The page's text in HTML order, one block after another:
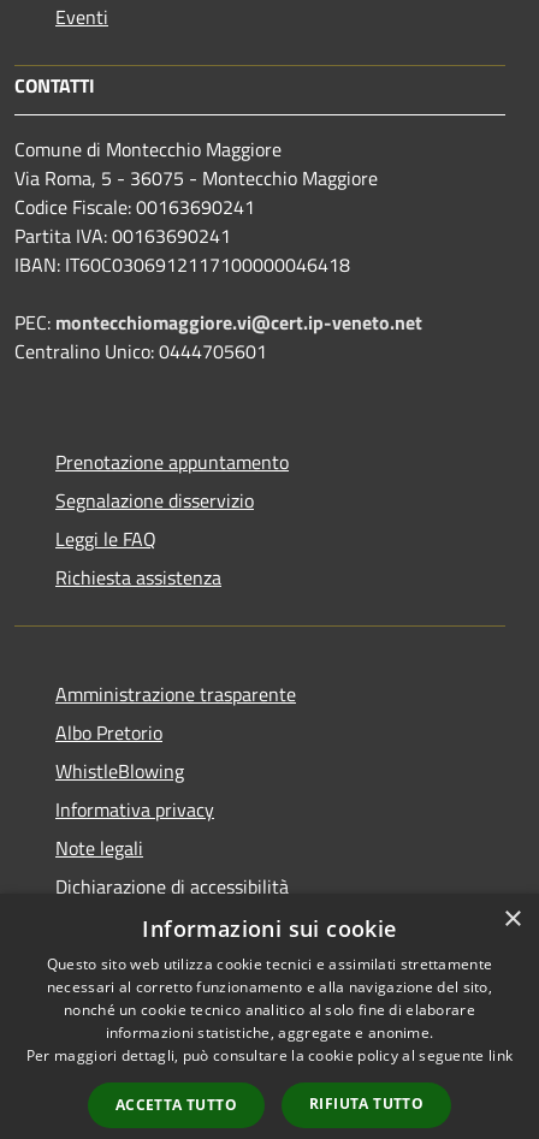
Eventi
CONTATTI
Comune di Montecchio Maggiore
Via Roma, 5 - 36075 - Montecchio Maggiore
Codice Fiscale: 00163690241
Partita IVA: 00163690241
IBAN: IT60C0306912117100000046418
PEC: montecchiomaggiore.vi@cert.ip-veneto.net
Centralino Unico: 0444705601
Prenotazione appuntamento
Segnalazione disservizio
Leggi le FAQ
Richiesta assistenza
Amministrazione trasparente
Albo Pretorio
WhistleBlowing
Informativa privacy
Note legali
Dichiarazione di accessibilità
Accessibilità
Privacy
Mappa del sito
Copyright © 2026 • Città di
Montecchio Maggiore •
Powered byMunicipium •
Accesso redazione
×
Informazioni sui cookie
Questo sito web utilizza cookie tecnici e assimilati strettamente
necessari al corretto funzionamento e alla navigazione del sito,
nonché un cookie tecnico analitico al solo fine di elaborare
informazioni statistiche, aggregate e anonime.
Per maggiori dettagli, può consultare la cookie policy al seguente link
ACCETTA TUTTO RIFIUTA TUTTO